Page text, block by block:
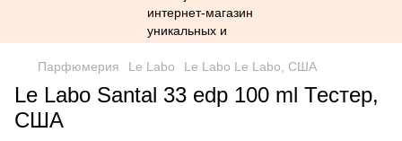
Парфюмерия Le Labo Le Labo Le Labo, США
Le Labo Santal 33 edp 100 ml Тестер,
США